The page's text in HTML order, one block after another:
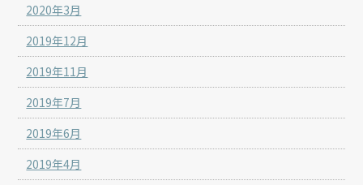
2020年3月
2019年12月
2019年11月
2019年7月
2019年6月
2019年4月